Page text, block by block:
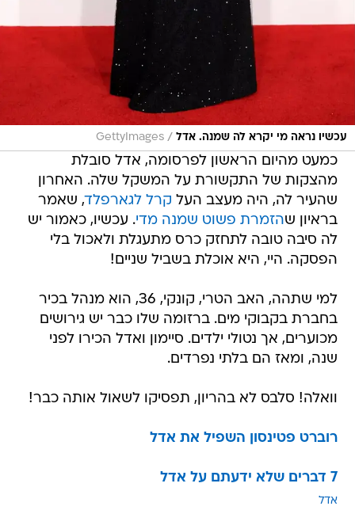
עכשיו נראה מי יקרא לה שמנה. אדל /
GettyImages
כמעט מהיום הראשון לפרסומה, אדל סובלת
מהצקות של התקשורת על המשקל שלה. האחרון
שהעיר לה, היה מעצב העל קרל לגארפלד, שאמר
בראיון שהזמרת פשוט שמנה מדי. עכשיו, כאמור יש
לה סיבה טובה לתחזק כרס מתעגלת ולאכול בלי
הפסקה. היי, היא אוכלת בשביל שניים!
למי שתהה, האב הטרי, קונקי, 36, הוא מנהל בכיר
בחברת בקבוקי מים. ברזומה שלו כבר יש גירושים
מכוערים, אך נטולי ילדים. סיימון ואדל הכירו לפני
שנה, ומאז הם בלתי נפרדים.
וואלה! סלבס לא בהריון, תפסיקו לשאול אותה כבר!
רוברט פטינסון השפיל את אדל
7 דברים שלא ידעתם על אדל
אדל